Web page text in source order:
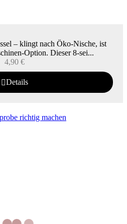
– klingt nach Öko-Nische, ist
Option. Dieser 8-sei...
4,90 €
Details